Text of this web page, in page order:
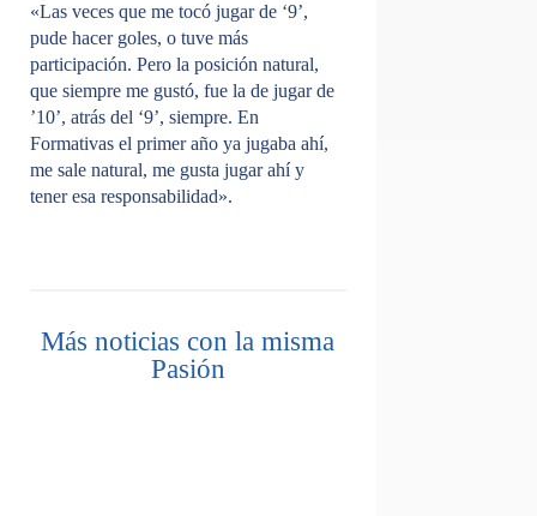
«Las veces que me tocó jugar de ‘9’,
pude hacer goles, o tuve más
participación. Pero la posición natural,
que siempre me gustó, fue la de jugar de
’10’, atrás del ‘9’, siempre. En
Formativas el primer año ya jugaba ahí,
me sale natural, me gusta jugar ahí y
tener esa responsabilidad».
Más noticias con la misma
Pasión